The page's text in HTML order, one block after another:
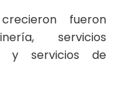
fueron
servicios
y servicios de